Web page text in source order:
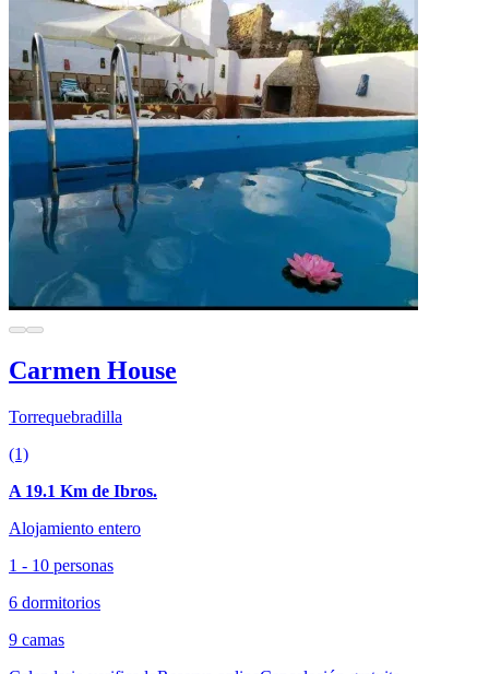
Carmen House
Torrequebradilla
(1)
A 19.1 Km de Ibros.
Alojamiento entero
1 - 10 personas
6 dormitorios
9 camas